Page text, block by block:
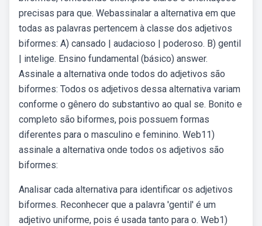
precisas para que. Webassinalar a alternativa em que
todas as palavras pertencem à classe dos adjetivos
biformes: A) cansado | audacioso | poderoso. B) gentil
| intelige. Ensino fundamental (básico) answer.
Assinale a alternativa onde todos do adjetivos são
biformes: Todos os adjetivos dessa alternativa variam
conforme o gênero do substantivo ao qual se. Bonito e
completo são biformes, pois possuem formas
diferentes para o masculino e feminino. Web11)
assinale a alternativa onde todos os adjetivos são
biformes:
Analisar cada alternativa para identificar os adjetivos
biformes. Reconhecer que a palavra 'gentil' é um
adjetivo uniforme, pois é usada tanto para o. Web1)